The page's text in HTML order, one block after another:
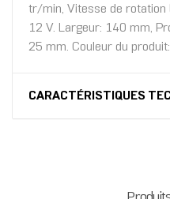
tr/min, Vitesse de rotation
12 V. Largeur: 140 mm,
25 mm. Couleur du
CARACTÉRISTIQUES